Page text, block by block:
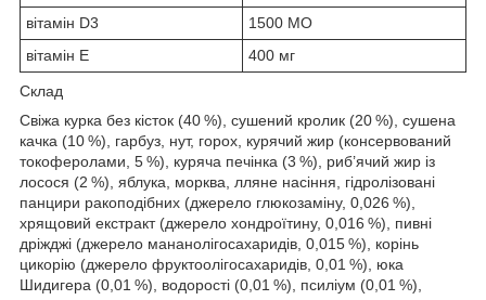
вітамін D3
1500 МО
вітамін E
400 мг
Склад
Свіжа курка без кісток (40 %), сушений кролик (20 %), сушена
качка (10 %), гарбуз, нут, горох, курячий жир (консервований
токоферолами, 5 %), куряча печінка (3 %), риб’ячий жир із
лосося (2 %), яблука, морква, лляне насіння, гідролізовані
панцири ракоподібних (джерело глюкозаміну, 0,026 %),
хрящовий екстракт (джерело хондроїтину, 0,016 %), пивні
дріжджі (джерело мананолігосахаридів, 0,015 %), корінь
цикорію (джерело фруктоолігосахаридів, 0,01 %), юка
Шидигера (0,01 %), водорості (0,01 %), псиліум (0,01 %),